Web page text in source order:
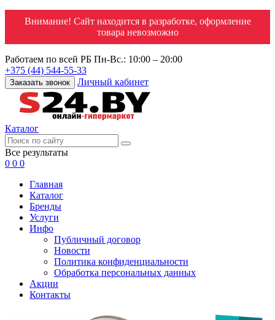
Внимание! Сайт находится в разработке, оформление
товара невозможно
Работаем по всей РБ Пн-Вс.: 10:00 – 20:00
+375 (44) 544-55-33
Заказать звонок Личный кабинет
Каталог
Все результаты
0 0 0
Главная
Каталог
Бренды
Услуги
Инфо
Публичный договор
Новости
Политика конфиденциальности
Обработка персональных данных
Акции
Контакты